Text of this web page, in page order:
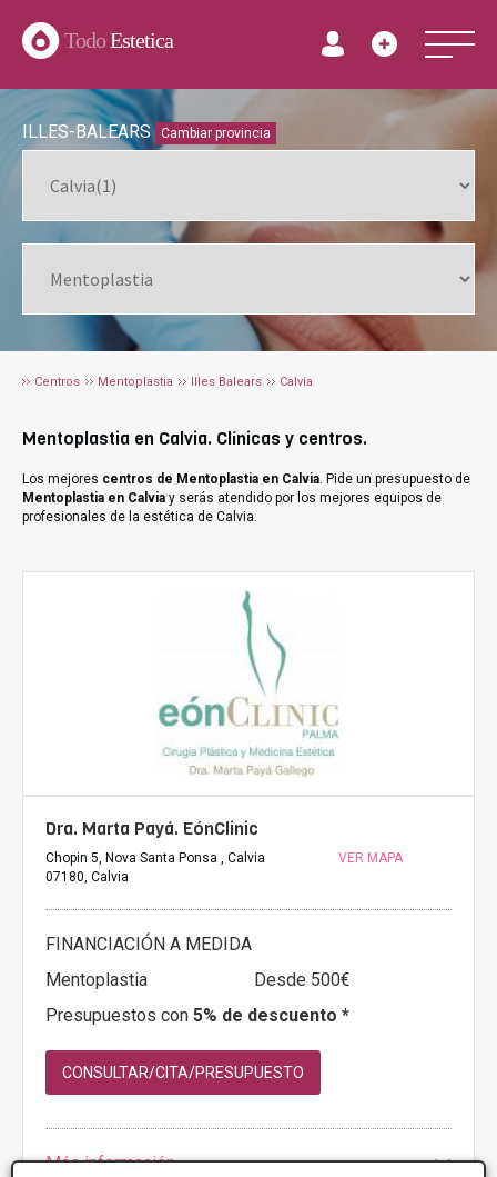
TodoEstetica
ILLES-BALEARS Cambiar provincia
Centros Mentoplastia Illes Balears Calvia
Mentoplastia en Calvia. Clínicas y centros.
Los mejores centros de Mentoplastia en Calvia. Pide un presupuesto de
Mentoplastia en Calvia y serás atendido por los mejores equipos de
profesionales de la estética de Calvia.
Dra. Marta Payá. EónClinic
Chopin 5, Nova Santa Ponsa , Calvia
07180, Calvia
VER MAPA
FINANCIACIÓN A MEDIDA
Mentoplastia
Desde 500€
Presupuestos con 5% de descuento *
CONSULTAR/CITA/PRESUPUESTO
Más información